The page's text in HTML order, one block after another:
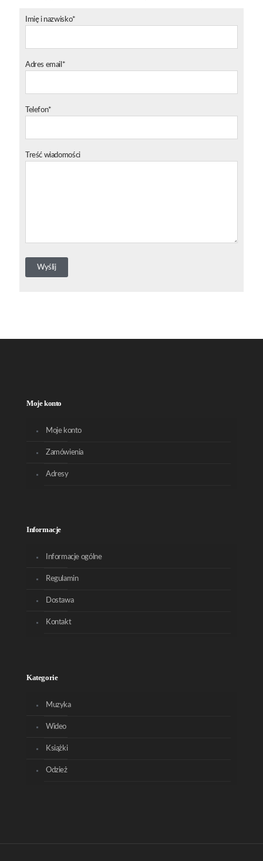
Imię i nazwisko*
Adres email*
Telefon*
Treść wiadomości
Moje konto
Moje konto
Zamówienia
Adresy
Informacje
Informacje ogólne
Regulamin
Dostawa
Kontakt
Kategorie
Muzyka
Wideo
Książki
Odzież